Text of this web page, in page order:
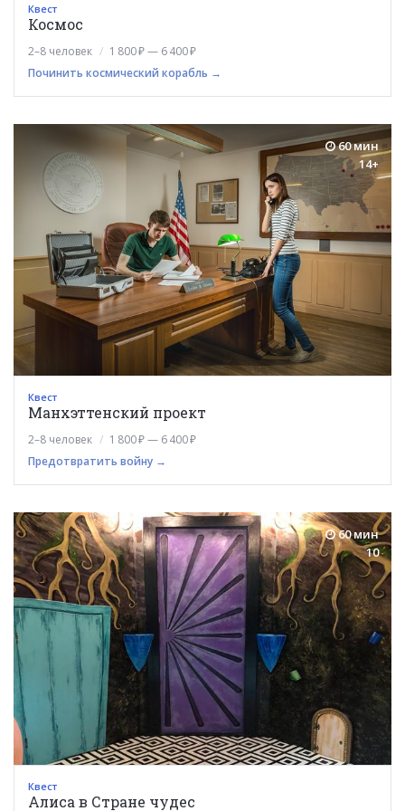
Квест
Космос
2–8 человек
1 800 ₽ — 6 400 ₽
Починить космический корабль →
60 мин
14+
Квест
Манхэттенский проект
2–8 человек
1 800 ₽ — 6 400 ₽
Предотвратить войну →
60 мин
10
Квест
Алиса в Стране чудес